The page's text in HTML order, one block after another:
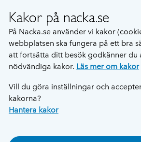
Kakor på nacka.se
På Nacka.se använder vi kakor
webbplatsen ska fungera på ett bra
att fortsätta ditt besök godkänner du
nödvändiga kakor. Läs mer om kakor
Vill du göra inställningar och
kakorna?
Hantera kakor